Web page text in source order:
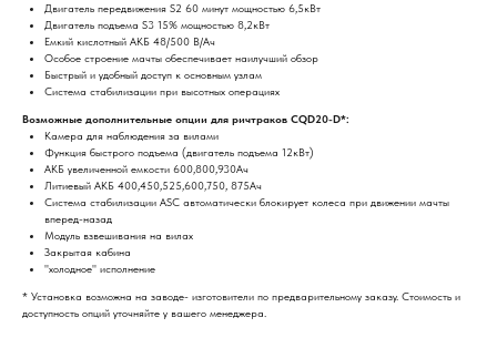
Двигатель передвижения S2 60 минут мощностью 6,5кВт
Двигатель подъема S3 15% мощностью 8,2кВт
Емкий кислотный АКБ 48/500 В/Ач
Особое строение мачты обеспечивает наилучший обзор
Быстрый и удобный доступ к основным узлам
Система стабилизации при высотных операциях
Возможные дополнительные опции для ричтраков CQD20-D*:
Камера для наблюдения за вилами
Функция быстрого подъема (двигатель подъема 12кВт)
АКБ увеличенной емкости 600,800,930Ач
Литиевый АКБ 400,450,525,600,750, 875Ач
Система стабилизации ASC автоматически блокирует колеса при движении мачты
вперед-назад
Модуль взвешивания на вилах
Закрытая кабина
"холодное" исполнение
* Установка возможна на заводе- изготовители по предварительному заказу. Стоимость и
доступность опций уточняйте у вашего менеджера.